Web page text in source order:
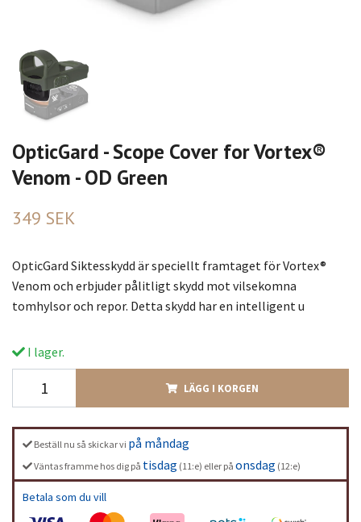
OpticGard - Scope Cover for Vortex®
Venom - OD Green
349 SEK
OpticGard Siktesskydd är speciellt framtaget för Vortex®
Venom och erbjuder pålitligt skydd mot vilsekomna
tomhylsor och repor. Detta skydd har en intelligent u
I lager.
LÄGG I KORGEN
Beställ nu så skickar vi på måndag
Väntas framme hos dig på tisdag (11:e) eller på onsdag (12:e)
Betala som du vill